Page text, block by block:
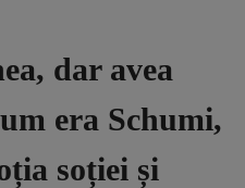
dar avea
era Schumi,
soției și